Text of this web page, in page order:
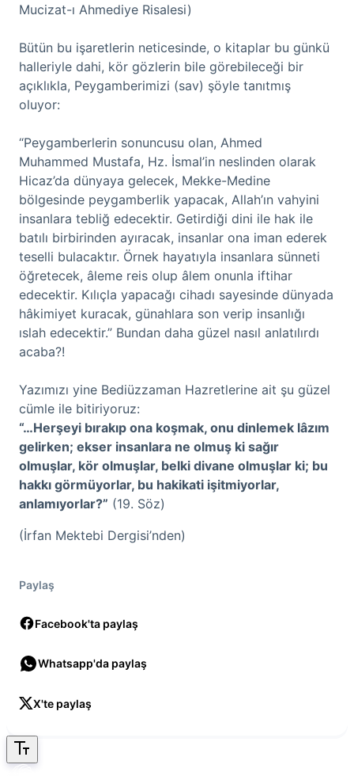
Mucizat-ı Ahmediye Risalesi)
Bütün bu işaretlerin neticesinde, o kitaplar bu günkü
halleriyle dahi, kör gözlerin bile görebileceği bir
açıklıkla, Peygamberimizi (sav) şöyle tanıtmış
oluyor:
“Peygamberlerin sonuncusu olan, Ahmed
Muhammed Mustafa, Hz. İsmal’in neslinden olarak
Hicaz’da dünyaya gelecek, Mekke-Medine
bölgesinde peygamberlik yapacak, Allah’ın vahyini
insanlara tebliğ edecektir. Getirdiği dini ile hak ile
batılı birbirinden ayıracak, insanlar ona iman ederek
teselli bulacaktır. Örnek hayatıyla insanlara sünneti
öğretecek, âleme reis olup âlem onunla iftihar
edecektir. Kılıçla yapacağı cihadı sayesinde dünyada
hâkimiyet kuracak, günahlara son verip insanlığı
ıslah edecektir.” Bundan daha güzel nasıl anlatılırdı
acaba?!
Yazımızı yine Bediüzzaman Hazretlerine ait şu güzel
cümle ile bitiriyoruz:
“…Herşeyi bırakıp ona koşmak, onu dinlemek lâzım
gelirken; ekser insanlara ne olmuş ki sağır
olmuşlar, kör olmuşlar, belki divane olmuşlar ki; bu
hakkı görmüyorlar, bu hakikati işitmiyorlar,
anlamıyorlar?” (19. Söz)
(İrfan Mektebi Dergisi’nden)
Paylaş
Facebook'ta paylaş
Whatsapp'da paylaş
X'te paylaş